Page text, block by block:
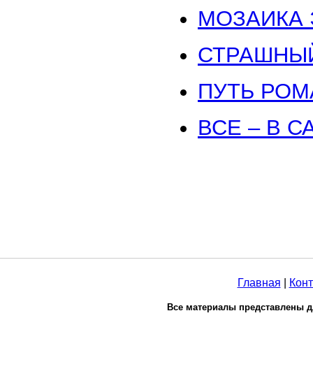
МОЗАИКА
СТРАШНЫЙ
ПУТЬ
ВСЕ – В
Главная
Все материалы представлены